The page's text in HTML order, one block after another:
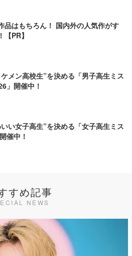
品はもちろん！ 国内外の人気作がす
PR】
メン高校生”を決める「男子高生ミス
」開催中！
い女子高生”を決める「女子高生ミス
催中！
すめ記事
NEWS